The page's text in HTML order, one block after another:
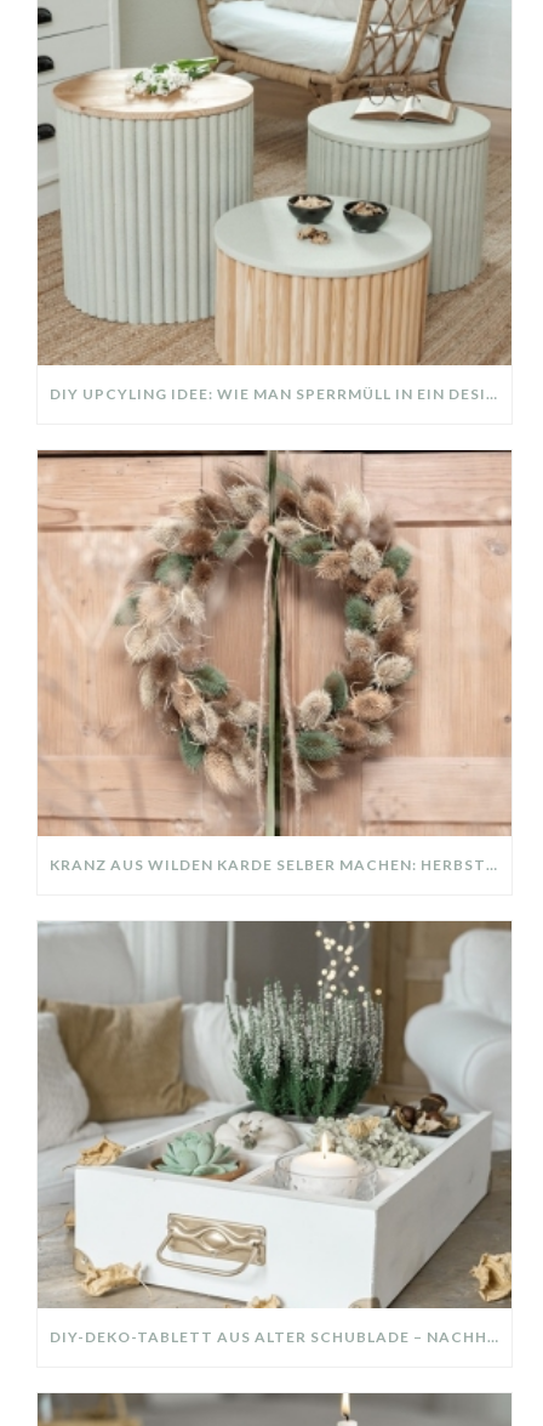
DIY UPCYLING IDEE: WIE MAN SPERRMÜLL IN EIN DESIGNER TEIL VERWANDELT
KRANZ AUS WILDEN KARDE SELBER MACHEN: HERBSTDEKO GANZ EINFACH
DIY-DEKO-TABLETT AUS ALTER SCHUBLADE – NACHHALTIGE HERBSTDEKO SELBER MACHEN!